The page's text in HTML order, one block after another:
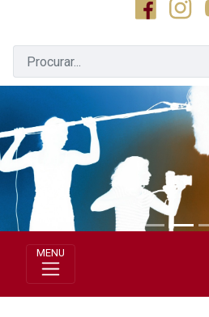
Previous
MENU